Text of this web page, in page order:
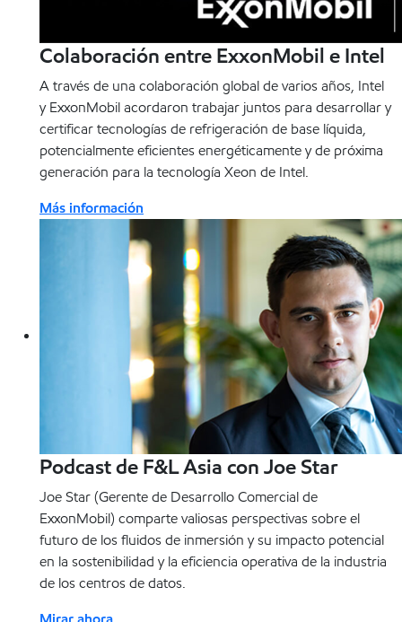
Colaboración entre ExxonMobil e Intel
A través de una colaboración global de varios años, Intel
y ExxonMobil acordaron trabajar juntos para desarrollar y
certificar tecnologías de refrigeración de base líquida,
potencialmente eficientes energéticamente y de próxima
generación para la tecnología Xeon de Intel.
Más información
Podcast de F&L Asia con Joe Star
Joe Star (Gerente de Desarrollo Comercial de
ExxonMobil) comparte valiosas perspectivas sobre el
futuro de los fluidos de inmersión y su impacto potencial
en la sostenibilidad y la eficiencia operativa de la industria
de los centros de datos.